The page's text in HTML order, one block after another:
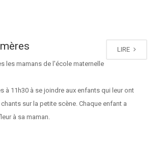
LIRE
les mamans de l'école maternelle
à 11h30 à se joindre aux enfants qui leur ont
sur la petite scène. Chaque enfant a
à sa maman.